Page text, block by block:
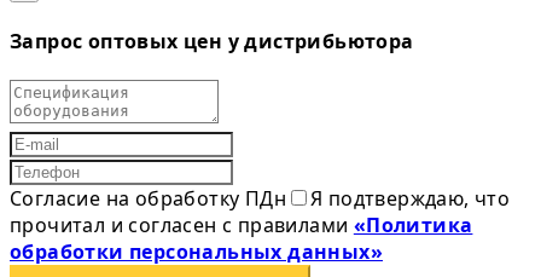
Запрос оптовых цен у дистрибьютора
Согласие на обработку ПДн
Я подтверждаю, что
прочитал и согласен с правилами «Политика
обработки персональных данных»